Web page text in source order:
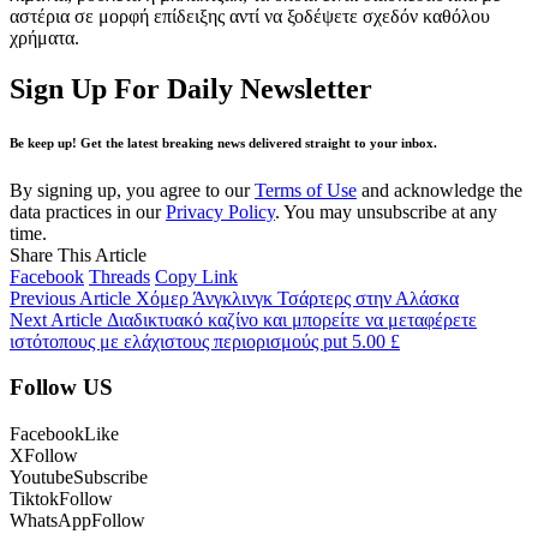
αστέρια σε μορφή επίδειξης αντί να ξοδέψετε σχεδόν καθόλου
χρήματα.
Sign Up For Daily Newsletter
Be keep up! Get the latest breaking news delivered straight to your inbox.
By signing up, you agree to ourTerms of Use and acknowledge the
data practices in ourPrivacy Policy. You may unsubscribe at any
time.
Share This Article
Facebook Threads Copy Link
Previous Article Χόμερ Άνγκλινγκ Τσάρτερς στην Αλάσκα
Next Article Διαδικτυακό καζίνο και μπορείτε να μεταφέρετε
ιστότοπους με ελάχιστους περιορισμούς put 5.00 £
Follow US
FacebookLike
XFollow
YoutubeSubscribe
TiktokFollow
WhatsAppFollow